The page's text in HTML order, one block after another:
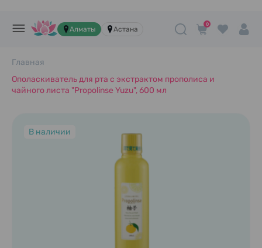
Алматы Астана
0
Главная
Ополаскиватель для рта с экстрактом прополиса и
чайного листа "Propolinse Yuzu", 600 мл
В наличии